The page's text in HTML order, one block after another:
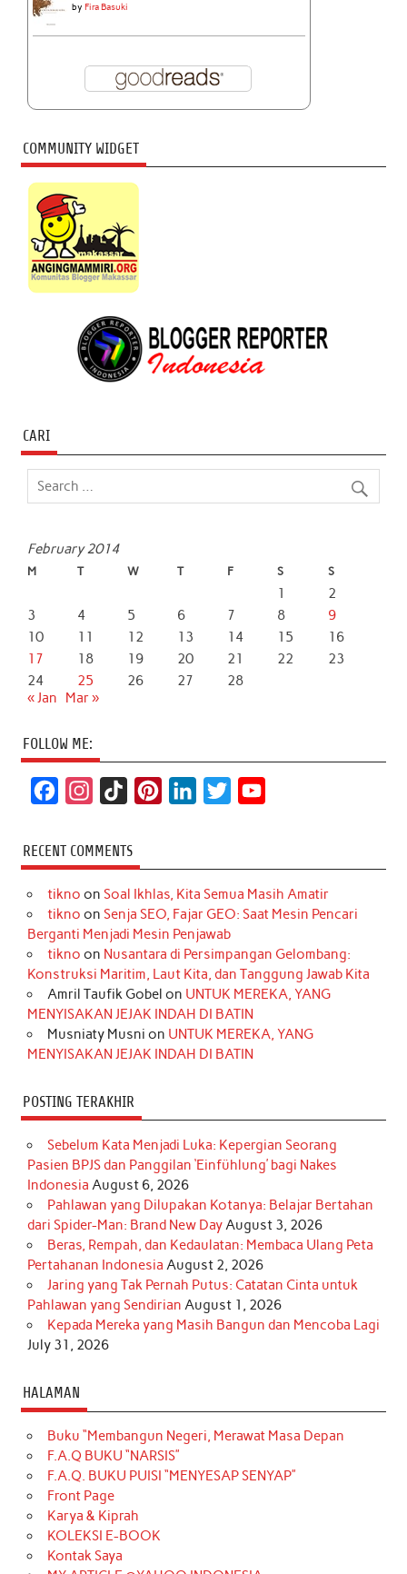
byFira Basuki
COMMUNITY WIDGET
CARI
February 2014
M T W T F S S
1
2
3
4 5 6 7 8
9
10
11 12 13 14 15
16
17
18 19 20 21 22
23
24
25 26 27
28
« Jan
Mar »
FOLLOW ME:
c
e
b
o
k
s
t
a
r
a
m
k
T
o
k
t
e
r
e
s
t
k
e
d
I
n
t
t
r
T
u
e
RECENT COMMENTS
tikno on Soal Ikhlas, Kita Semua Masih Amatir
tikno on Senja SEO, Fajar GEO: Saat Mesin Pencari
Berganti Menjadi Mesin Penjawab
tikno on Nusantara di Persimpangan Gelombang:
Konstruksi Maritim, Laut Kita, dan Tanggung Jawab Kita
Amril Taufik Gobel on UNTUK MEREKA, YANG
MENYISAKAN JEJAK INDAH DI BATIN
Musniaty Musni on UNTUK MEREKA, YANG
MENYISAKAN JEJAK INDAH DI BATIN
POSTING TERAKHIR
Sebelum Kata Menjadi Luka: Kepergian Seorang
Pasien BPJS dan Panggilan ‘Einfühlung’ bagi Nakes
Indonesia August 6, 2026
Pahlawan yang Dilupakan Kotanya: Belajar Bertahan
dari Spider-Man: Brand New DayAugust 3, 2026
Beras, Rempah, dan Kedaulatan: Membaca Ulang Peta
Pertahanan Indonesia August 2, 2026
Jaring yang Tak Pernah Putus: Catatan Cinta untuk
Pahlawan yang Sendirian August 1, 2026
Kepada Mereka yang Masih Bangun dan Mencoba Lagi
July 31, 2026
HALAMAN
Buku “Membangun Negeri, Merawat Masa Depan
F.A.Q BUKU “NARSIS”
F.A.Q. BUKU PUISI “MENYESAP SENYAP”
Front Page
Karya & Kiprah
KOLEKSI E-BOOK
Kontak Saya